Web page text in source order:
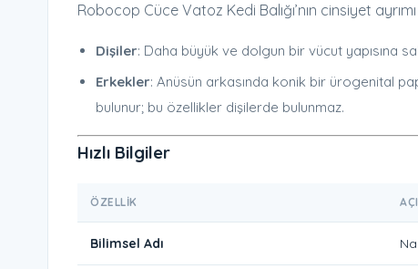
Robocop Cüce Vatoz Kedi Balığı’nın cinsiyet
Dişiler: Daha büyük ve dolgun bir vücut yapısına
Erkekler: Anüsün arkasında konik bir ürogenital
bulunur; bu özellikler dişilerde bulunmaz.
Hızlı Bilgiler
ÖZELLIK
Bilimsel Adı